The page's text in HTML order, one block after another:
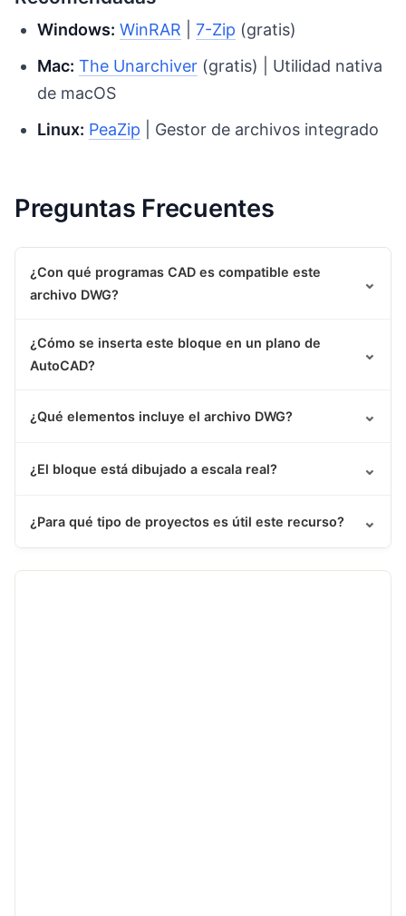
Windows: WinRAR |7-Zip (gratis)
Mac: The Unarchiver (gratis) | Utilidad nativa
de macOS
Linux: PeaZip | Gestor de archivos integrado
Preguntas Frecuentes
¿Con qué programas CAD es compatible este
archivo DWG?
⌄
¿Cómo se inserta este bloque en un plano de
AutoCAD?
⌄
¿Qué elementos incluye el archivo DWG? ⌄
¿El bloque está dibujado a escala real? ⌄
¿Para qué tipo de proyectos es útil este recurso? ⌄